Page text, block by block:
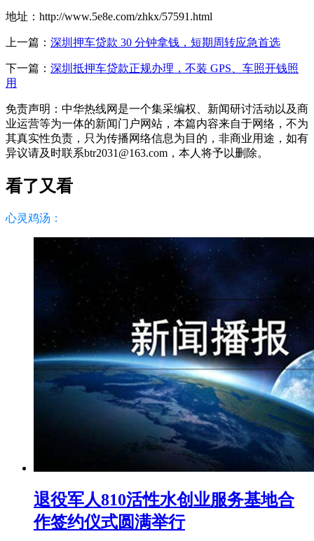
地址：http://www.5e8e.com/zhkx/57591.html
上一篇： 深圳押车贷款 30 分钟拿钱，短期周转应急首选
下一篇： 深圳抵押车贷款正规办理，不装 GPS、车照开钱照
用
免责声明：中华热线网是一个集采编权、新闻研讨活动以及商
业运营等为一体的新闻门户网站，本篇内容来自于网络，不为
其真实性负责，只为传播网络信息为目的，非商业用途，如有
异议请及时联系btr2031@163.com，本人将予以删除。
看了又看
心灵鸡汤：
退役军人810活性水创业服务基地合
作签约仪式圆满举行